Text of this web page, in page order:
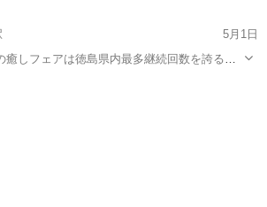
5月1日
癒しフェアは徳島県内最多継続回数を誇るＭ